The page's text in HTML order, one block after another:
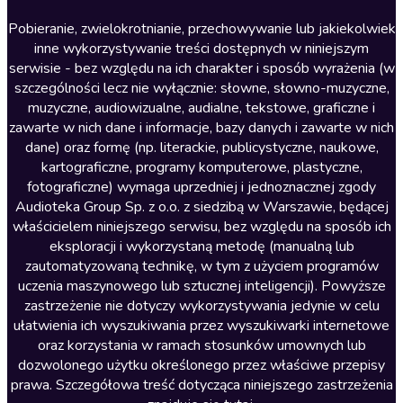
Literatura anglojęzyczna
Literatura faktu
Literatura obyczajowa
Literatura piękna obca
Literatura piękna polska
Nagrania relaksacyjne
Nauka języków
Nauki humanistyczne
Podcasty i audycje
Polityka
Prasa
Religia
Romans
Pobieranie, zwielokrotnianie, przechowywanie lub jakiekolwiek
inne wykorzystywanie treści dostępnych w niniejszym
serwisie - bez względu na ich charakter i sposób wyrażenia (w
szczególności lecz nie wyłącznie: słowne, słowno-muzyczne,
muzyczne, audiowizualne, audialne, tekstowe, graficzne i
zawarte w nich dane i informacje, bazy danych i zawarte w nich
dane) oraz formę (np. literackie, publicystyczne, naukowe,
kartograficzne, programy komputerowe, plastyczne,
fotograficzne) wymaga uprzedniej i jednoznacznej zgody
Audioteka Group Sp. z o.o. z siedzibą w Warszawie, będącej
właścicielem niniejszego serwisu, bez względu na sposób ich
eksploracji i wykorzystaną metodę (manualną lub
zautomatyzowaną technikę, w tym z użyciem programów
uczenia maszynowego lub sztucznej inteligencji). Powyższe
zastrzeżenie nie dotyczy wykorzystywania jedynie w celu
ułatwienia ich wyszukiwania przez wyszukiwarki internetowe
oraz korzystania w ramach stosunków umownych lub
dozwolonego użytku określonego przez właściwe przepisy
prawa. Szczegółowa treść dotycząca niniejszego zastrzeżenia